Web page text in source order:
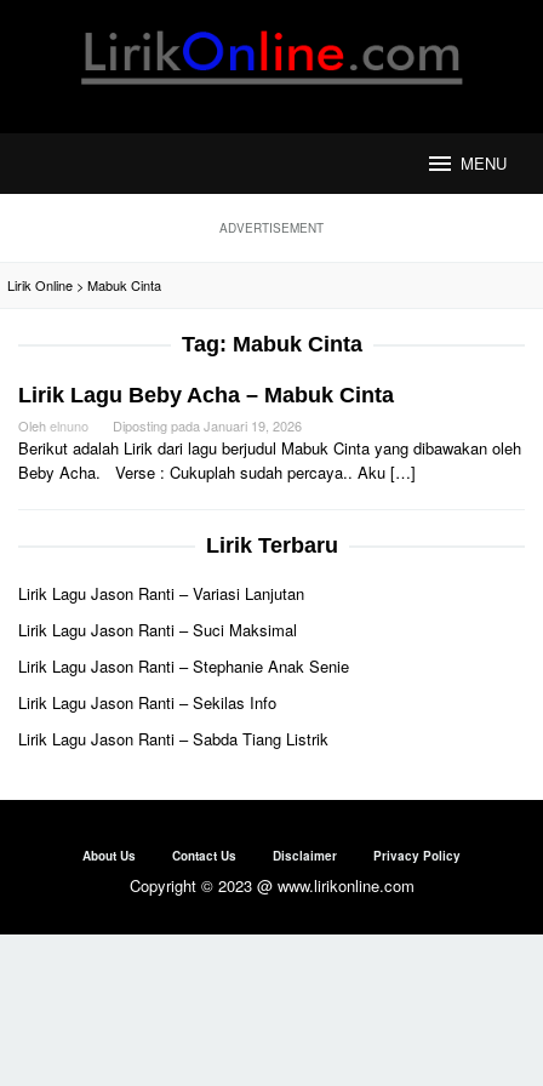
MENU
ADVERTISEMENT
Lirik Online > Mabuk Cinta
Tag: Mabuk Cinta
Lirik Lagu Beby Acha – Mabuk Cinta
Olehelnuno Diposting pada Januari 19, 2026
Berikut adalah Lirik dari lagu berjudul Mabuk Cinta yang dibawakan oleh
Beby Acha. Verse : Cukuplah sudah percaya.. Aku […]
Lirik Terbaru
Lirik Lagu Jason Ranti – Variasi Lanjutan
Lirik Lagu Jason Ranti – Suci Maksimal
Lirik Lagu Jason Ranti – Stephanie Anak Senie
Lirik Lagu Jason Ranti – Sekilas Info
Lirik Lagu Jason Ranti – Sabda Tiang Listrik
About Us Contact Us Disclaimer Privacy Policy
Copyright © 2023 @ www.lirikonline.com